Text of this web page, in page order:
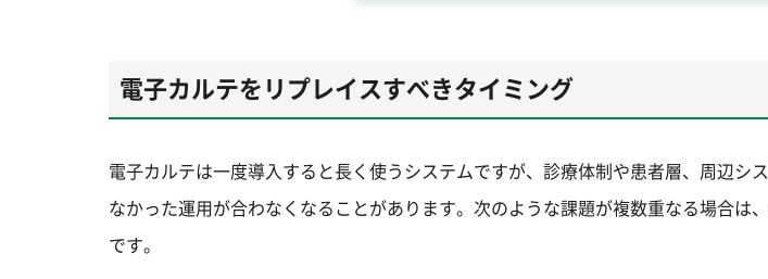
電子カルテをリプレイスすべきタイミング
電子カルテは一度導入すると長く使うシステムですが、診療体制や患者層、周辺シ
なかった運用が合わなくなることがあります。次のような課題が複数重なる場合は
です。